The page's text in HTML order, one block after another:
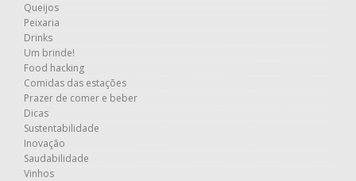
Queijos
Peixaria
Drinks
Um brinde!
Food hacking
Comidas das estações
Prazer de comer e beber
Dicas
Sustentabilidade
Inovação
Saudabilidade
Vinhos